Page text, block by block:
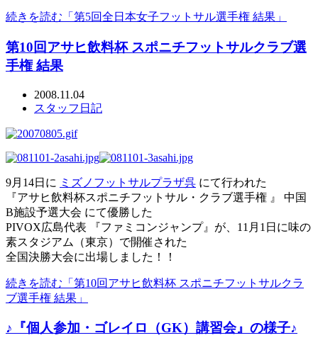
続きを読む「第5回全日本女子フットサル選手権 結果」
第10回アサヒ飲料杯 スポニチフットサルクラブ選
手権 結果
2008.11.04
スタッフ日記
9月14日に ミズノフットサルプラザ呉 にて行われた
『アサヒ飲料杯スポニチフットサル・クラブ選手権 』 中国
B施設予選大会 にて優勝した
PIVOX広島代表 『ファミコンジャンプ』が、11月1日に味の
素スタジアム（東京）で開催された
全国決勝大会に出場しました！！
続きを読む「第10回アサヒ飲料杯 スポニチフットサルクラ
ブ選手権 結果」
♪『個人参加・ゴレイロ（GK）講習会』の様子♪